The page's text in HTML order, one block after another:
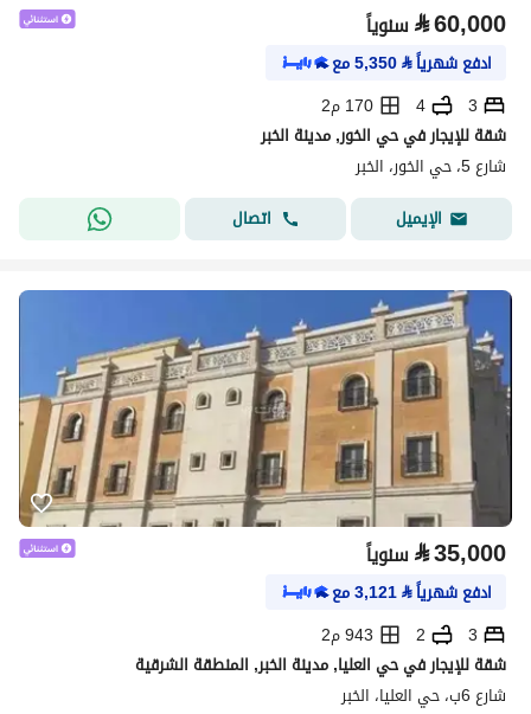
⃁60,000 سنوياً
ادفع شهرياً⃁
5,350مع
3
4
170 م2
شقة للإيجار في حي الخور, مدينة الخبر
شارع 5، حي الخور، الخبر
الإيميل
اتصال
⃁35,000 سنوياً
ادفع شهرياً⃁
3,121مع
3
2
943 م2
شقة للإيجار في حي العليا, مدينة الخبر, المنطقة الشرقية
شارع 6ب، حي العليا، الخبر